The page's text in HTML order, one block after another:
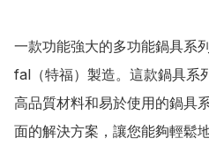
一款功能強大的多功能鍋具系
fal（特福）製造。這款鍋具系
高品質材料和易於使用的鍋具
面的解決方案，讓您能夠輕鬆